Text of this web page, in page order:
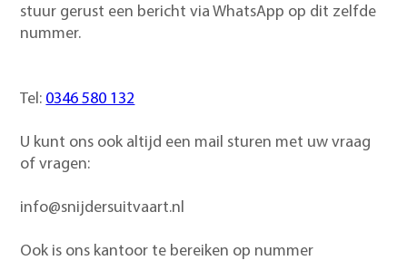
stuur gerust een bericht via WhatsApp op dit zelfde
nummer.
Tel: 0346 580 132
U kunt ons ook altijd een mail sturen met uw vraag
of vragen:
info@snijdersuitvaart.nl
Ook is ons kantoor te bereiken op nummer